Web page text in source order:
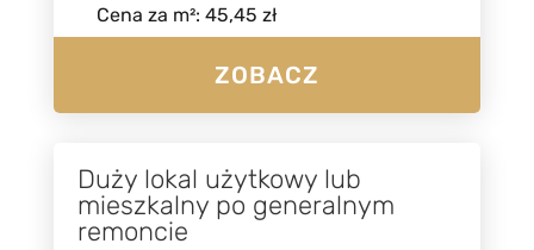
Cena za m²: 45,45 zł
ZOBACZ
Duży lokal użytkowy lub
mieszkalny po generalnym
remoncie